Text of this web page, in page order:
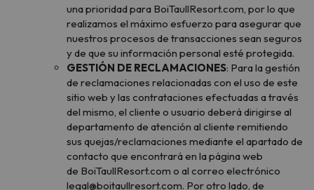
una prioridad para BoiTaullResort.com, por lo que
realizamos el máximo esfuerzo para asegurar que
nuestros procesos de transacciones sean seguros
y de que su información personal esté protegida.
GESTIÓN DE RECLAMACIONES: Para la gestión
de reclamaciones relacionadas con el uso de este
sitio web y las contrataciones efectuadas a través
del mismo, el cliente o usuario deberá dirigirse al
departamento de atención al cliente remitiendo
sus quejas/reclamaciones mediante el apartado de
contacto que encontrará en la página web
de BoiTaullResort.com o al correo electrónico
legal@boitaullresort.com. Por otro lado, de